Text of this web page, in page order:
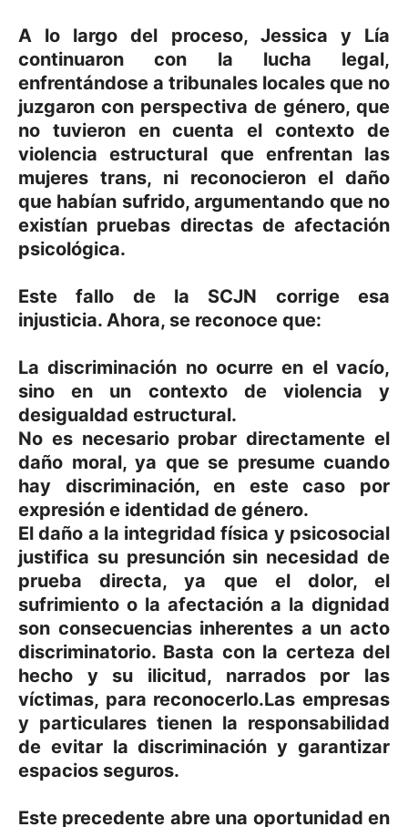
A lo largo del proceso, Jessica y Lía
continuaron con la lucha legal,
enfrentándose a tribunales locales que no
juzgaron con perspectiva de género, que
no tuvieron en cuenta el contexto de
violencia estructural que enfrentan las
mujeres trans, ni reconocieron el daño
que habían sufrido, argumentando que no
existían pruebas directas de afectación
psicológica.
Este fallo de la SCJN corrige esa
injusticia. Ahora, se reconoce que:
La discriminación no ocurre en el vacío,
sino en un contexto de violencia y
desigualdad estructural.
No es necesario probar directamente el
daño moral, ya que se presume cuando
hay discriminación, en este caso por
expresión e identidad de género.
El daño a la integridad física y psicosocial
justifica su presunción sin necesidad de
prueba directa, ya que el dolor, el
sufrimiento o la afectación a la dignidad
son consecuencias inherentes a un acto
discriminatorio. Basta con la certeza del
hecho y su ilicitud, narrados por las
víctimas, para reconocerlo.Las empresas
y particulares tienen la responsabilidad
de evitar la discriminación y garantizar
espacios seguros.
Este precedente abre una oportunidad en